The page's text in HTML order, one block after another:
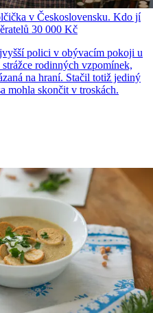
v Československu. Kdo jí
30 000 Kč
polici v obývacím pokoji u
rodinných vzpomínek,
na hraní. Stačil totiž jediný
mohla skončit v troskách.